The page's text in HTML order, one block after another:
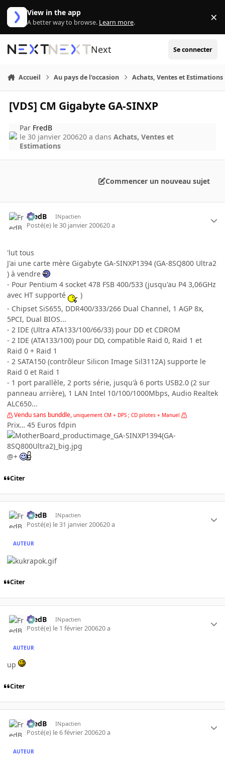
Aller au contenu
View in the app
A better way to browse. Learn more. ×
Next Se connecter
Accueil Au pays de l'occasion Achats, Ventes et Estimations
[VDS] CM Gigabyte GA-SINXP
Par FredB
le 30 janvier 200620 a dansAchats, Ventes et
Estimations
Commencer un nouveau sujet
FredB INpactien
Posté(e) le 30 janvier 200620 a
'lut tous
J'ai une carte mère Gigabyte GA-SINXP1394 (GA-8SQ800 Ultra2
) à vendre
- Pour Pentium 4 socket 478 FSB 400/533 (jusqu'au P4 3,06GHz
avec HT supporté
)
- Chipset SiS655, DDR400/333/266 Dual Channel, 1 AGP 8x,
5PCI, Dual BIOS...
- 2 IDE (Ultra ATA133/100/66/33) pour DD et CDROM
- 2 IDE (ATA133/100) pour DD, compatible Raid 0, Raid 1 et
Raid 0 + Raid 1
- 2 SATA150 (contrôleur Silicon Image Sil3112A) supporte le
Raid 0 et Raid 1
- 1 port parallèle, 2 ports série, jusqu'à 6 ports USB2.0 (2 sur
panneau arrière), 1 LAN Intel 10/100/1000Mbps, Audio Realtek
ALC650...
/!\Vendu sans bunddle, uniquement CM + DPS ; CD pilotes + Manuel /!\
Prix… 45 Euros fdpin
@+
Citer
FredB INpactien
Posté(e) le 31 janvier 200620 a
AUTEUR
Citer
FredB INpactien
Posté(e) le 1 février 200620 a
AUTEUR
up
Citer
FredB INpactien
Posté(e) le 6 février 200620 a
AUTEUR